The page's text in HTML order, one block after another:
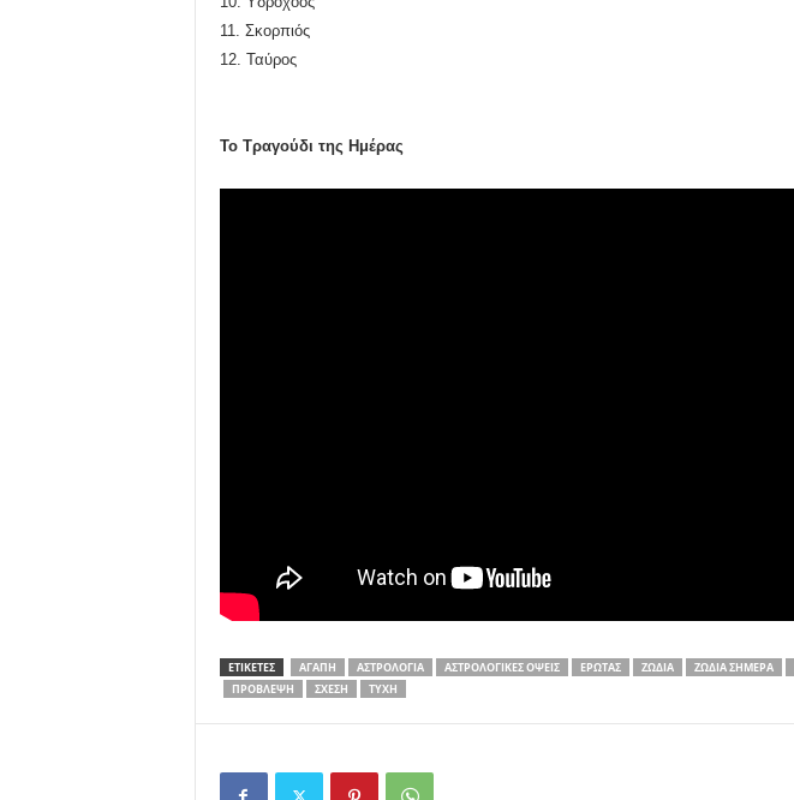
11. Σκορπιός
12. Ταύρος
Το Τραγούδι της Ημέρας
ΕΤΙΚΕΤΕΣ ΑΓΆΠΗ ΑΣΤΡΟΛΟΓΊΑ ΑΣΤΡΟΛΟΓΙΚΈΣ ΌΨΕΙΣ ΈΡΩΤΑΣ ΖΏΔΙΑ ΖΏΔΙΑ ΣΉΜΕΡΑ
ΠΡΌΒΛΕΨΗ
ΣΧΈΣΗ ΤΎΧΗ